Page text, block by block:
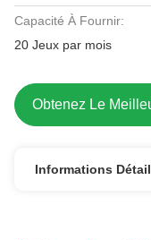
Capacité À Fournir:
20 Jeux par mois
Obtenez Le
Informations